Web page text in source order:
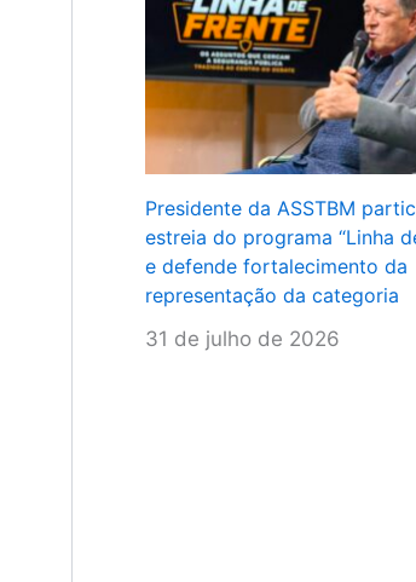
Presidente da ASSTBM
estreia do programa “Linha
e defende fortalecimento da
representação da categoria
31 de julho de 2026